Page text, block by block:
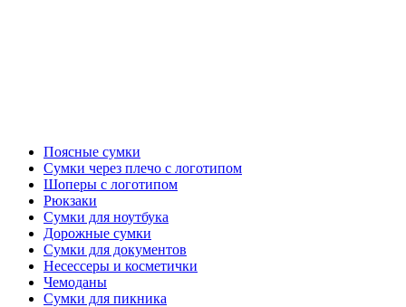
Поясные сумки
Сумки через плечо с логотипом
Шоперы с логотипом
Рюкзаки
Сумки для ноутбука
Дорожные сумки
Сумки для документов
Несессеры и косметички
Чемоданы
Сумки для пикника